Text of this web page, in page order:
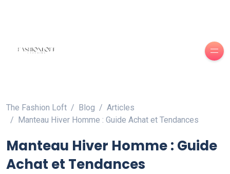
The Fashion Loft Blog
Articles
Manteau Hiver Homme : Guide Achat et Tendances
Manteau Hiver Homme : Guide
Achat et Tendances